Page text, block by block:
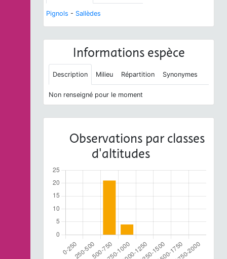
Pignols - Sallèdes
Informations espèce
Description Milieu Répartition Synonymes
Non renseigné pour le moment
Observations par classes
d'altitudes